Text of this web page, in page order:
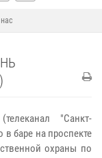
"Санкт-
в баре на проспекте
охраны по